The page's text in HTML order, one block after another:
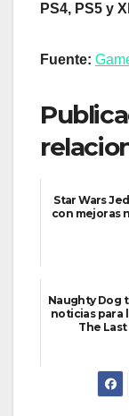
PS4, PS5 y
Fuente:
Star Wars
con mejoras
Naughty Dog
noticias para
The Last